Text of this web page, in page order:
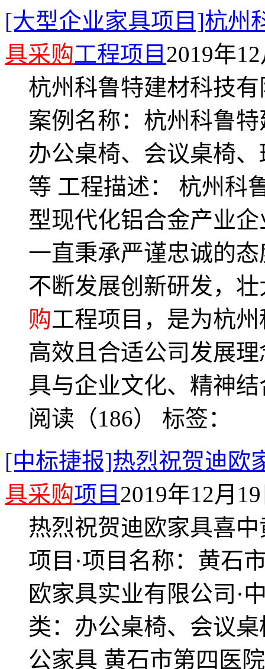
[大型企业家具项目]杭州
具采购工程项目 2019年
杭州科鲁特建材科技
案例名称：杭州科鲁
办公桌椅、会议桌椅
等 工程描述： 杭州科
型现代化铝合金产业
一直秉承严谨忠诚的
不断发展创新研发，
购工程项目，是为杭
高效且合适公司发展
具与企业文化、精神结
阅读（186） 标签：
[中标捷报]热烈祝贺迪欧
具采购项目 2019年12月
热烈祝贺迪欧家具喜
项目·项目名称：黄石
欧家具实业有限公司·
类：办公桌椅、会议
公家具 黄石市第四医院